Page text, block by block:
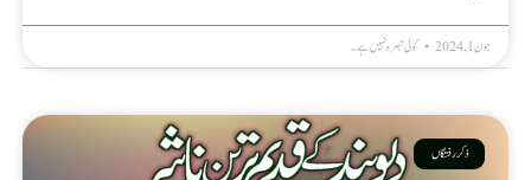
جون 1, 2024 کوئی تبصرہ نہیں ہے۔
ذکر رفتگاں